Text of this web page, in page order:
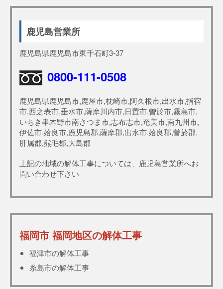
鹿児島営業所
鹿児島県鹿児島市東千石町3-37
0800-111-0508
鹿児島県鹿児島市,鹿屋市,枕崎市,阿久根市,出水市,指宿
市,西之表市,垂水市,薩摩川内市,日置市,曽於市,霧島市,
いちき串木野市南さつま市,志布志市,奄美市,南九州市,
伊佐市,姶良市,鹿児島郡,薩摩郡,出水市,姶良郡,曽於郡,
肝属郡,熊毛郡,大島郡
上記の地域の解体工事については、鹿児島営業所へお
問い合わせ下さい
福岡市 福岡地区の解体工事
福津市の解体工事
糸島市の解体工事